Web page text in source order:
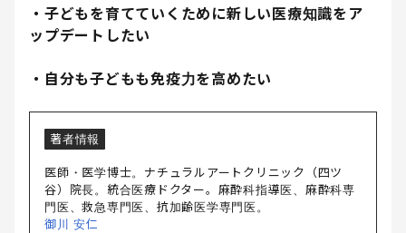
・子どもを育てていくために新しい医療知識をア
ップデートしたい
・自分も子どもも免疫力を高めたい
著者情報
医師・医学博士。ナチュラルアートクリニック（四ツ
谷）院長。統合医療ドクター。麻酔科指導医、麻酔科専
門医、救急専門医、抗加齢医学専門医。
御川 安仁